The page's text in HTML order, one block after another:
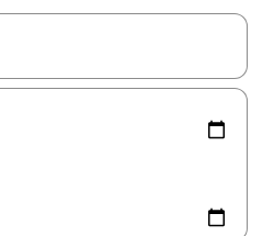
disponibles, navega con las